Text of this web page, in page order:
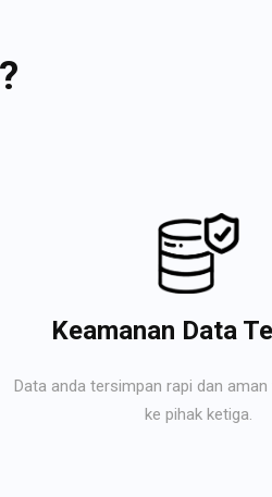
Keamanan Data
Data anda tersimpan rapi dan aman
ke pihak ketiga.